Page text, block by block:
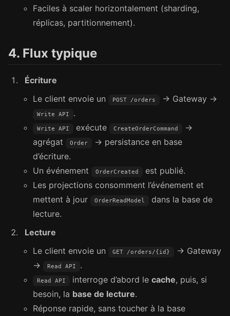
Faciles à scaler horizontalement (sharding,
réplicas, partitionnement).
4. Flux typique
Écriture
Le client envoie un
POST /orders → Gateway →
Write API .
Write API exécute CreateOrderCommand
→
agrégat
Order
→ persistance en base
d’écriture.
Un événement
OrderCreated
est publié.
Les projections consomment l’événement et
mettent à jour
OrderReadModel
dans la base de
lecture.
Lecture
Le client envoie un
GET /orders/{id}
→ Gateway
→
Read API .
Read API interroge d’abord le cache, puis, si
besoin, la base de lecture.
Réponse rapide, sans toucher à la base